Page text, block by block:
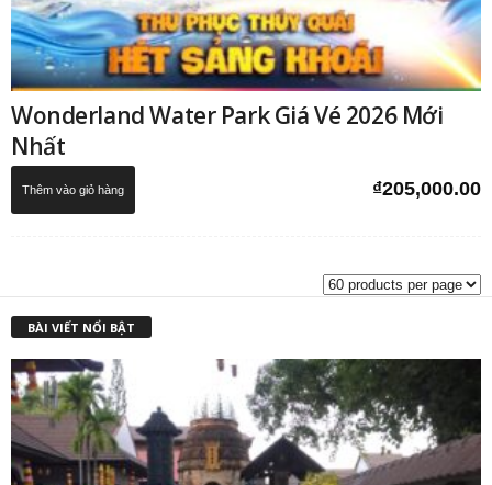
Wonderland Water Park Giá Vé 2026 Mới
Nhất
₫205,000.00
Thêm vào giỏ hàng
BÀI VIẾT NỔI BẬT